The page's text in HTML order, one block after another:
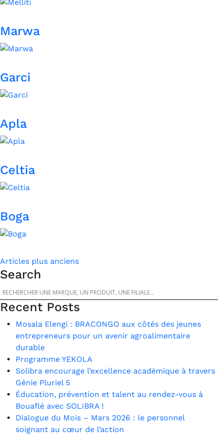
Marwa
Garci
Apla
Celtia
Boga
Navigation
des
articles
Articles plus anciens
Search
Recent Posts
Mosala Elengi : BRACONGO aux côtés des jeunes
entrepreneurs pour un avenir agroalimentaire
durable
Programme YEKOLA
Solibra encourage l’excellence académique à travers
Génie Pluriel 5
Éducation, prévention et talent au rendez-vous à
Bouaflé avec SOLIBRA !
Dialogue du Mois – Mars 2026 : le personnel
soignant au cœur de l’action